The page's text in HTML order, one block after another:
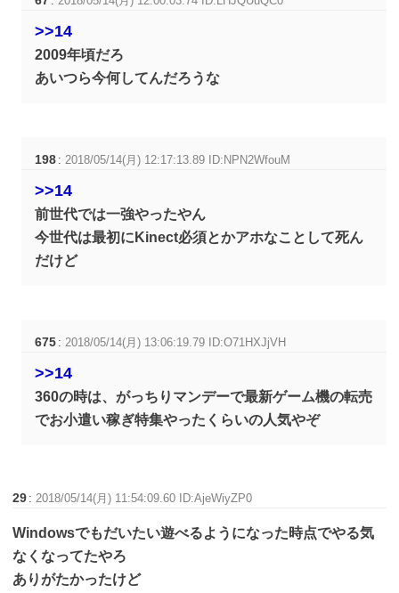
>>14
2009年頃だろ
あいつら今何してんだろうな
198 :2018/05/14(月) 12:17:13.89 ID:NPN2WfouM
>>14
前世代では一強やったやん
今世代は最初にKinect必須とかアホなことして死ん
だけど
675 :2018/05/14(月) 13:06:19.79 ID:O71HXJjVH
>>14
360の時は、がっちりマンデーで最新ゲーム機の転売
でお小遣い稼ぎ特集やったくらいの人気やぞ
29 : 2018/05/14(月) 11:54:09.60 ID:AjeWiyZP0
Windowsでもだいたい遊べるようになった時点でやる気
なくなってたやろ
ありがたかったけど